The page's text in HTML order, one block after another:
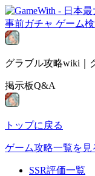
事前ガチャ ゲーム
グラブル攻略wiki｜
掲示板Q&A
トップに戻る
ゲーム攻略一覧を見
SSR評価一覧